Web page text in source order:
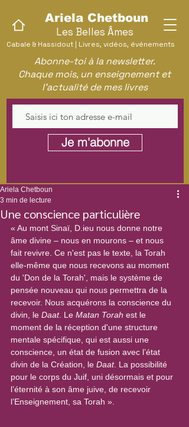
Cabale & Hassidout | Livres, vidéos, événements
Ariela Chetboun
Les Belles Âmes
Abonne-toi à la newsletter.
Chaque mois, un enseignement et
l'actualité de mes livres
Je m'abonne
Une conscience particulière
Ariela Chetboun
3 min de lecture
« Au mont Sinaï, D.ieu nous donne notre
âme divine – nous en mourons – et nous
fait revivre. Ce n'est pas le texte, la Torah
elle-même que nous recevons au moment
du 'Don de la Torah', mais le système de
pensée nouveau qui nous permettra de la
recevoir. Nous acquérons la conscience du
divin, le Daat. Le Matan Torah est le
moment de la réception d'une structure
mentale spécifique, qui est aussi une
conscience, un état de fusion avec l’état
divin de la Création, le Daat. La possibilité
pour le corps du Juif, uni désormais et pour
l’éternité à son âme juive, de recevoir
l’Enseignement, sa Torah ».